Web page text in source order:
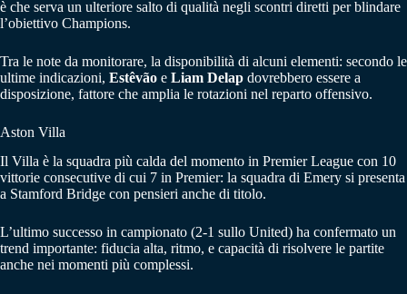
è che serva un ulteriore salto di qualità negli scontri diretti per blindare
l’obiettivo Champions.
Tra le note da monitorare, la disponibilità di alcuni elementi: secondo le
ultime indicazioni, Estêvão e Liam Delap dovrebbero essere a
disposizione, fattore che amplia le rotazioni nel reparto offensivo.
Aston Villa
Il Villa è la squadra più calda del momento in Premier League con 10
vittorie consecutive di cui 7 in Premier: la squadra di Emery si presenta
a Stamford Bridge con pensieri anche di titolo.
L’ultimo successo in campionato (2-1 sullo United) ha confermato un
trend importante: fiducia alta, ritmo, e capacità di risolvere le partite
anche nei momenti più complessi.